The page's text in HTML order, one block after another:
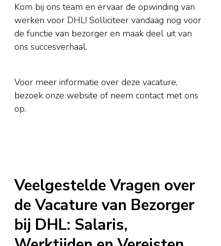
Kom bij ons team en ervaar de opwinding van
werken voor DHL! Solliciteer vandaag nog voor
de functie van bezorger en maak deel uit van
ons succesverhaal.
Voor meer informatie over deze vacature,
bezoek onze website of neem contact met ons
op.
Veelgestelde Vragen over
de Vacature van Bezorger
bij DHL: Salaris,